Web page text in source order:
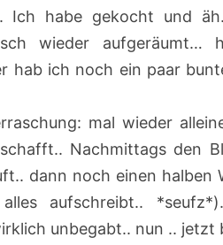
Ich habe gekocht und
wieder
hab ich noch ein paar
mal wieder
Nachmittags den
dann noch einen halben
aufschreibt..
unbegabt.. nun .. jetzt